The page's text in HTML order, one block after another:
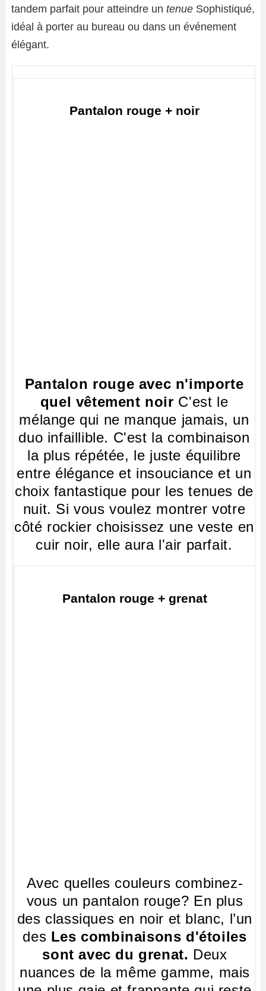
tandem parfait pour atteindre un tenue Sophistiqué,
idéal à porter au bureau ou dans un événement
élégant.
Pantalon rouge + noir
Pantalon rouge avec n'importe
quel vêtement noir C'est le
mélange qui ne manque jamais, un
duo infaillible. C'est la combinaison
la plus répétée, le juste équilibre
entre élégance et insouciance et un
choix fantastique pour les tenues de
nuit. Si vous voulez montrer votre
côté rockier choisissez une veste en
cuir noir, elle aura l'air parfait.
Pantalon rouge + grenat
Avec quelles couleurs combinez-
vous un pantalon rouge? En plus
des classiques en noir et blanc, l’un
des Les combinaisons d'étoiles
sont avec du grenat. Deux
nuances de la même gamme, mais